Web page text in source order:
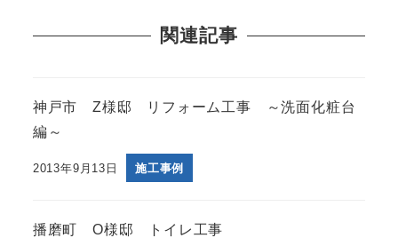
関連記事
神戸市 Z様邸 リフォーム工事 ～洗面化粧台
編～
2013年9月13日 施工事例
播磨町 O様邸 トイレ工事